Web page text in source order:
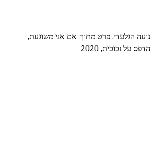
נועה הגלעדי, פרט מתוך: אם אני משוגעת,
הדפס על זכוכית, 2020